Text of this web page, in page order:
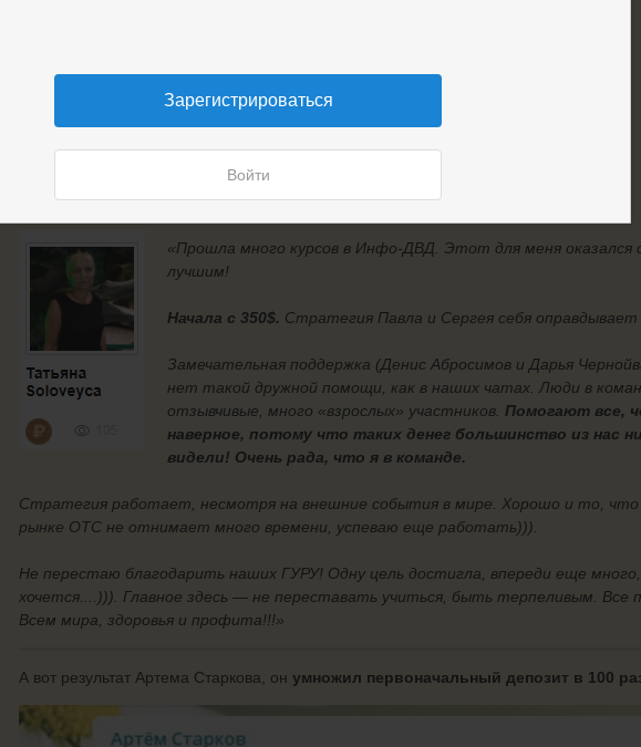
Зарегистрироваться
Войти
Вот, что пишет Татьяна о своем результате:
«Прошла много курсов в Инфо-ДВД. Этот для меня оказался
лучшим!
Начала с 350$. Стратегия Павла и Сергея себя оправдывает
Замечательная поддержка (Денис Абросимов и Дарья
нет такой дружной помощи, как в наших чатах. Люди в
отзывчивые, много «взрослых» участников. Помогают все,
наверное, потому что таких денег большинство из нас
видели! Очень рада, что я в команде.
Стратегия работает, несмотря на внешние события в мире. Хорошо и то, что
рынке ОТС не отнимает много времени, успеваю еще работать))).
Не перестаю благодарить наших ГУРУ! Одну цель достигла, впереди еще много,
хочется....))). Главное здесь — не переставать учиться, быть терпеливым. Все
Всем мира, здоровья и профита!!!»
А вот результат Артема Старкова, он умножил первоначальный депозит в 100